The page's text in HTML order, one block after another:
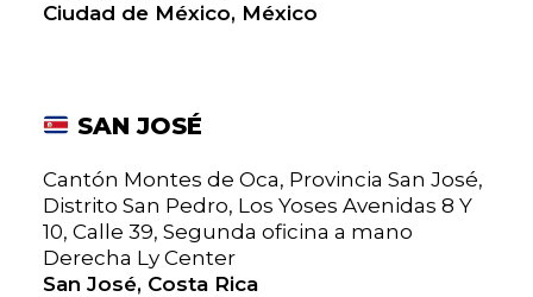
Ciudad de México, México
SAN JOSÉ
Cantón Montes de Oca, Provincia San José,
Distrito San Pedro, Los Yoses Avenidas 8 Y
10, Calle 39, Segunda oficina a mano
Derecha Ly Center
San José, Costa Rica